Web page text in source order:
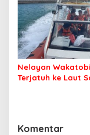
Nelayan
Terjatuh ke Laut
Komentar